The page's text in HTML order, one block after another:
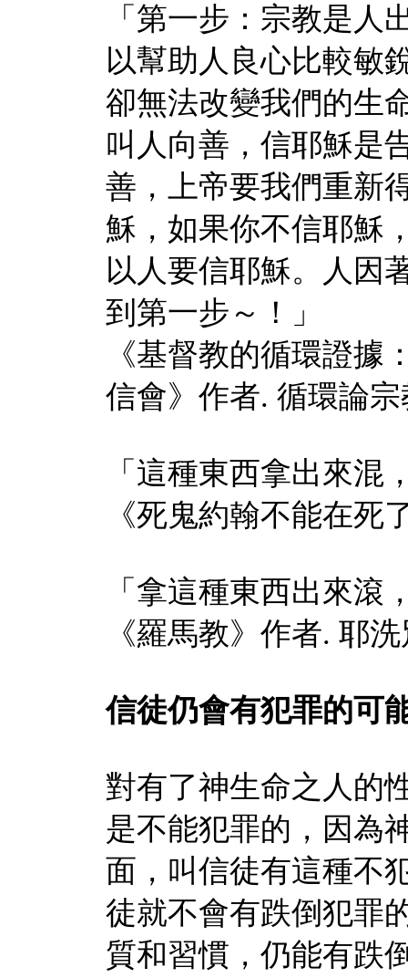
「第一步：宗教是人
以幫助人良心比較敏
卻無法改變我們的生
叫人向善，信耶穌是
善，上帝要我們重新
穌，如果你不信耶穌
以人要信耶穌。人因
到第一步～！」
《基督教的循環證據
信會》作者. 循環論
「這種東西拿出來混
《死鬼約翰不能在死
「拿這種東西出來滾
《羅馬教》作者. 耶洗
信徒仍會有犯罪的可
對有了神生命之人的
是不能犯罪的，因為
面，叫信徒有這種不
徒就不會有跌倒犯罪
質和習慣，仍能有跌